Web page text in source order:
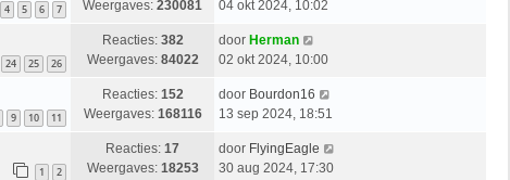
4 5 6 7
Weergaves: 230081
04 okt 2024, 10:02
24 25 26
Reacties: 382
Weergaves: 84022
door Herman
02 okt 2024, 10:00
9 10 11
Reacties: 152
Weergaves: 168116
door Bourdon16
13 sep 2024, 18:51
1 2
Reacties: 17
Weergaves: 18253
door FlyingEagle
30 aug 2024, 17:30